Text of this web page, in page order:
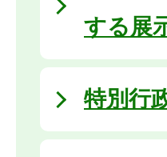
する展
特別行